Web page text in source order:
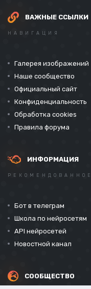
ВАЖНЫЕ ССЫЛКИ
НАВИГАЦИЯ
Галерея изображений
Наше сообщество
Официальный сайт
Конфиденциальность
Обработка cookies
Правила форума
ИНФОРМАЦИЯ
РЕКОМЕНДОВАННОЕ
Бот в телеграм
Школа по нейросетям
API нейросетей
Новостной канал
СООБЩЕСТВО